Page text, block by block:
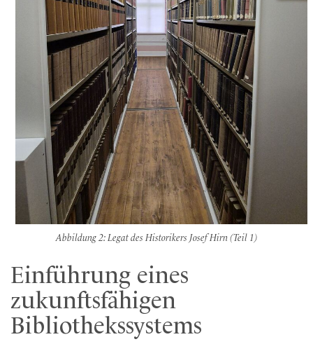
Abbildung 2: Legat des Historikers Josef Hirn (Teil 1)
Einführung eines
zukunftsfähigen
Bibliothekssystems